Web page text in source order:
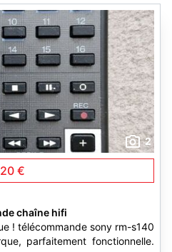
2
20 €
chaîne hifi
! télécommande sony rm-s140
parfaitement fonctionnelle.